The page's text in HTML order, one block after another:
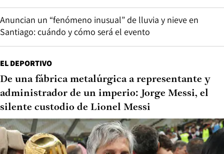
Anuncian un “fenómeno inusual” de lluvia y nieve en
Santiago: cuándo y cómo será el evento
EL DEPORTIVO
De una fábrica metalúrgica a representante y
administrador de un imperio: Jorge Messi, el
silente custodio de Lionel Messi